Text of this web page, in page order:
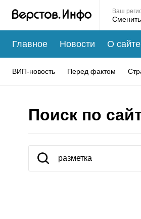
Ваш
Главное Новости О сайте
ВИП-новость Перед фактом
Поиск по